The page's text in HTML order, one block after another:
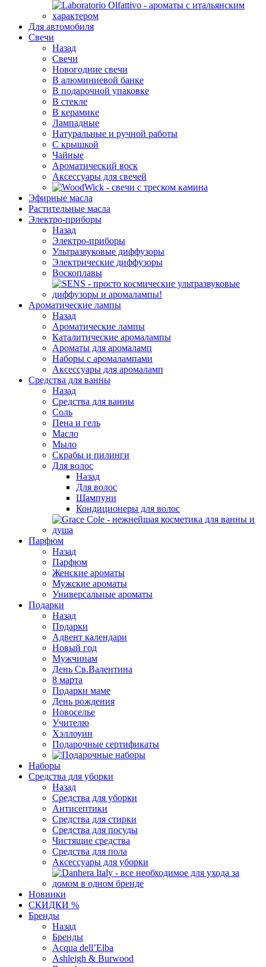
Для автомобиля
Свечи
Назад
Свечи
Новогодние свечи
В алюминиевой банке
В подарочной упаковке
В стекле
В керамике
Лампадные
Натуральные и ручной работы
С крышкой
Чайные
Ароматический воск
Аксессуары для свечей
Эфирные масла
Растительные масла
Электро-приборы
Назад
Электро-приборы
Ультразвуковые диффузоры
Электрические диффузоры
Воскоплавы
Ароматические лампы
Назад
Ароматические лампы
Каталитические аромалампы
Ароматы для аромаламп
Наборы с аромалампами
Аксессуары для аромаламп
Средства для ванны
Назад
Средства для ванны
Соль
Пена и гель
Масло
Мыло
Скрабы и пилинги
Для волос
Назад
Для волос
Шампуни
Кондиционеры для волос
Парфюм
Назад
Парфюм
Женские ароматы
Мужские ароматы
Универсальные ароматы
Подарки
Назад
Подарки
Адвент календари
Новый год
Мужчинам
День Св.Валентина
8 марта
Подарки маме
День рождения
Новоселье
Учителю
Хэллоуин
Подарочные сертификаты
Наборы
Средства для уборки
Назад
Средства для уборки
Антисептики
Средства для стирки
Средства для посуды
Чистящие средства
Средства для пола
Аксессуары для уборки
Новинки
СКИДКИ %
Бренды
Назад
Бренды
Acqua dell’Elba
Ashleigh & Burwood